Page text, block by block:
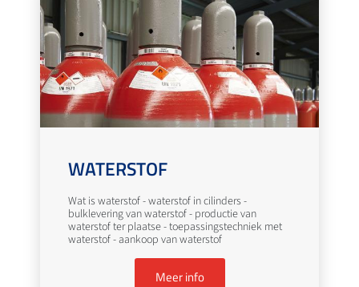
WATERSTOF
Wat is waterstof - waterstof in cilinders -
bulklevering van waterstof - productie van
waterstof ter plaatse - toepassingstechniek met
waterstof - aankoop van waterstof
Meer info